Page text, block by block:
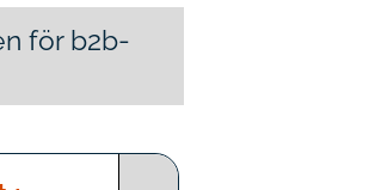
för b2b-